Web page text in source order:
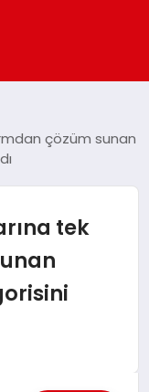
çözüm sunan
tek